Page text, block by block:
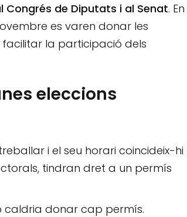
Congrés de Diputats i al Senat.
es varen donar les
facilitar la participació dels
eleccions
i el seu horari coincideix-hi
tindran dret a un permís
caldria donar cap permís.